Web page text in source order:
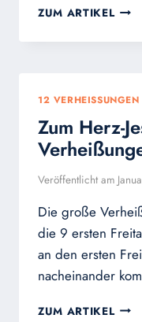
ZUM ARTIKEL
OT I
D
AS H
ERZ
ESU V
EIL
12 VERHEISSUNGEN
Zum Herz-
Veröffentlicht am
Die große
die 9 ersten
an den ersten
nacheinander
ZUM ARTIKEL ZUM